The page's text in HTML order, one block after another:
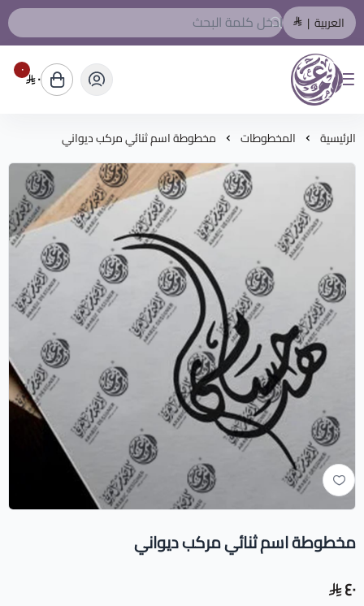
العربية |
المصمم العربي
٠ ٠
الرئيسية المخطوطات مخطوطة اسم ثنائي مركب ديواني
مخطوطة اسم ثنائي مركب ديواني
٤٠